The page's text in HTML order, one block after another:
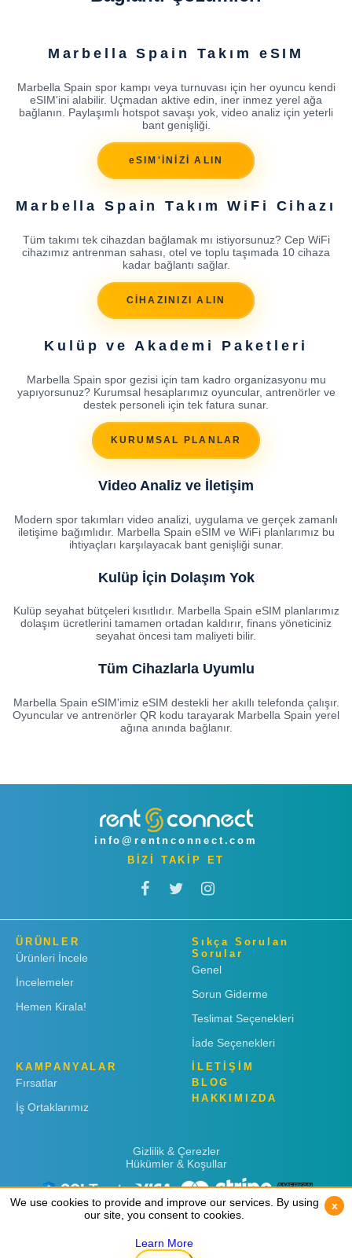
Marbella Spain Takım eSIM
Marbella Spain spor kampı veya turnuvası için her oyuncu kendi
eSIM'ini alabilir. Uçmadan aktive edin, iner inmez yerel ağa
bağlanın. Paylaşımlı hotspot savaşı yok, video analiz için yeterli
bant genişliği.
eSIM'İNİZİ ALIN
Marbella Spain Takım WiFi Cihazı
Tüm takımı tek cihazdan bağlamak mı istiyorsunuz? Cep WiFi
cihazımız antrenman sahası, otel ve toplu taşımada 10 cihaza
kadar bağlantı sağlar.
CİHAZINIZI ALIN
Kulüp ve Akademi Paketleri
Marbella Spain spor gezisi için tam kadro organizasyonu mu
yapıyorsunuz? Kurumsal hesaplarımız oyuncular, antrenörler ve
destek personeli için tek fatura sunar.
KURUMSAL PLANLAR
Video Analiz ve İletişim
Modern spor takımları video analizi, uygulama ve gerçek zamanlı
iletişime bağımlıdır. Marbella Spain eSIM ve WiFi planlarımız bu
ihtiyaçları karşılayacak bant genişliği sunar.
Kulüp İçin Dolaşım Yok
Kulüp seyahat bütçeleri kısıtlıdır. Marbella Spain eSIM planlarımız
dolaşım ücretlerini tamamen ortadan kaldırır, finans yöneticiniz
seyahat öncesi tam maliyeti bilir.
Tüm Cihazlarla Uyumlu
Marbella Spain eSIM'imiz eSIM destekli her akıllı telefonda çalışır.
Oyuncular ve antrenörler QR kodu tarayarak Marbella Spain yerel
ağına anında bağlanır.
info@rentnconnect.com
BİZİ TAKİP ET
ÜRÜNLER
Ürünleri İncele
İncelemeler
Hemen Kirala!
Sıkça Sorulan
Sorular
Genel
Sorun Giderme
Teslimat Seçenekleri
İade Seçenekleri
KAMPANYALAR
Fırsatlar
İş Ortaklarımız
İLETİŞİM
BLOG
HAKKIMIZDA
Gizlilik & Çerezler
Hükümler & Koşullar
We use cookies to provide and improve our services. By using
our site, you consent to cookies.
Learn More
x
We use cookies to provide and improve our services. By using
our site, you consent to cookies.
Learn More
x